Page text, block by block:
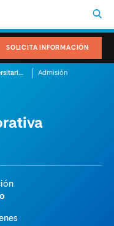
SOLICITA INFORMACIÓN
Máster Universitario en Comunicación Corporativa Admisión